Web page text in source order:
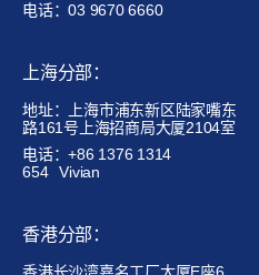
电话：03 9670 6660
上海分部：
地址：上海市浦东新区陆家嘴东
路161号上海招商局大厦2104室
电话：+86 1376 1314
654
Vivian
香港分部：